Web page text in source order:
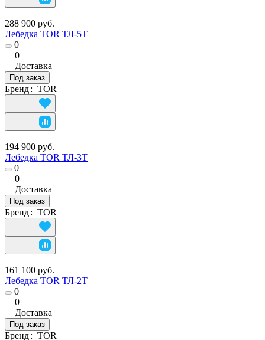
288 900 руб.
Лебедка TOR ТЛ-5Т
0
0
Доставка
Под заказ
Бренд: TOR
194 900 руб.
Лебедка TOR ТЛ-3Т
0
0
Доставка
Под заказ
Бренд: TOR
161 100 руб.
Лебедка TOR ТЛ-2Т
0
0
Доставка
Под заказ
Бренд: TOR